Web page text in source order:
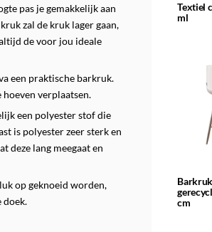
pas je gemakkelijk aan
zal de kruk lager gaan,
de voor jou ideale
een praktische barkruk.
verplaatsen.
een polyester stof die
is polyester zeer sterk en
deze lang meegaat en
op geknoeid worden,
doek.
Textiel
ml
cm